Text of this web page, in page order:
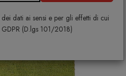
dati ai sensi e per gli effetti di cui
(D.lgs 101/2018)